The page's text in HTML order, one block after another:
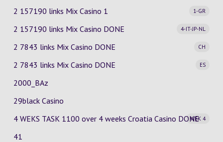
2 157190 links Mix Casino
1-GR
1
2 157190 links Mix Casino
4-IT-JP-NL
DONE
2 7843 links Mix Casino
CH
DONE
2 7843 links Mix Casino
ES
DONE
2000_BAz
29black Casino
4 WEKS TASK 1100 over 4 weeks Croatia Casino
WEK 4
DONE
41